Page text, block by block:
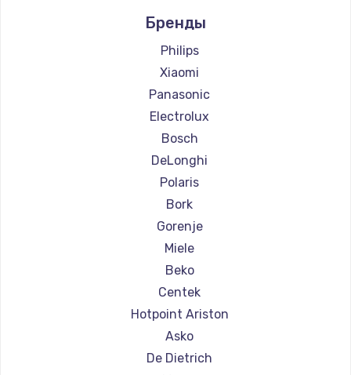
Ремонт кофемашин Jura
Ремонт кофемашин Olympia
Ремонт кофемашин Saeco
Ремонт кофемашин La Cimbali
Ремонт кофемашин WMF
Ремонт кофемашин Yamaguchi
Ремонт кофемашин Nivona
Ремонт кофемашин Astoria
Ремонт кофемашин JVC
Ремонт кофемашин Ariston
Ремонт кофемашин Grundig
Ремонт кофемашин ROCKET MOZZAFIATO
Ремонт кофемашин Vivitek
Ремонт кофемашин Thomson
Ремонт кофемашин Hisense
Ремонт кофемашин DELTA
Бренды
Philips
Xiaomi
Panasonic
Electrolux
Bosch
DeLonghi
Polaris
Bork
Gorenje
Miele
Beko
Centek
Hotpoint Ariston
Asko
De Dietrich